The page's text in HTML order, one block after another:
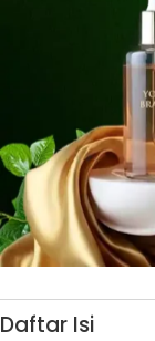
Daftar Isi